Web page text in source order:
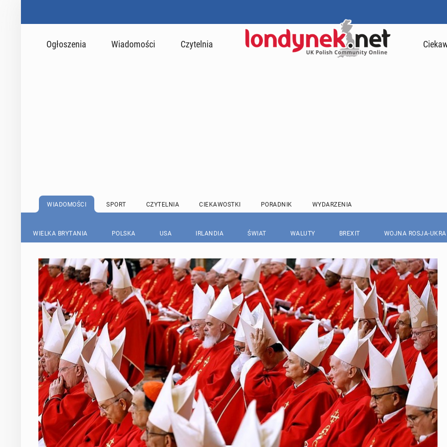
Ogłoszenia Wiadomości Czytelnia
WIADOMOŚCI SPORT CZYTELNIA CIEKAWOSTKI PORADNIK WYDARZENIA
WIELKA BRYTANIA POLSKA USA IRLANDIA ŚWIAT WALUTY BREXIT WOJNA ROSJA-